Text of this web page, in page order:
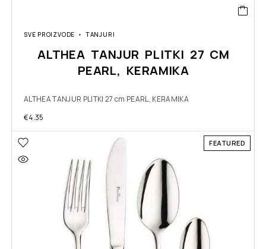
SVE PROIZVODE TANJURI
ALTHEA TANJUR PLITKI 27 CM
PEARL, KERAMIKA
ALTHEA TANJUR PLITKI 27 cm PEARL, KERAMIKA
€4.35
FEATURED